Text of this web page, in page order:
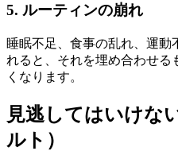
5. ルーティンの崩れ
睡眠不足、食事の乱れ、運
れると、それを埋め合わせる
くなります。
見逃してはいけな
ルト）